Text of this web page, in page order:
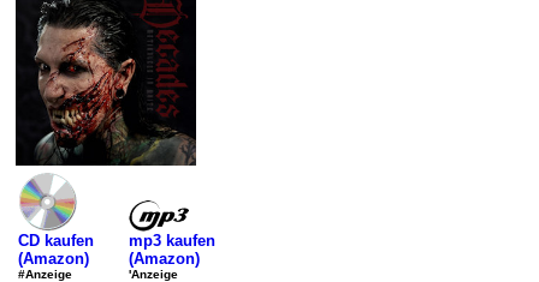
CD kaufen
(Amazon)
#Anzeige
mp3 kaufen
(Amazon)
'Anzeige